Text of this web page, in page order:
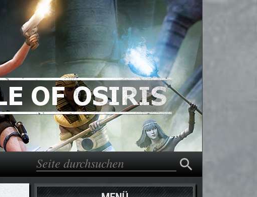
Suchformular
Suche